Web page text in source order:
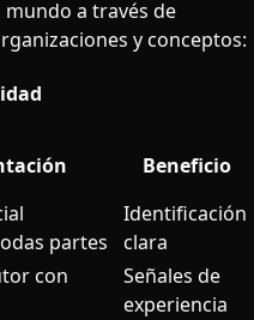
a través de
y conceptos:
Beneficio
partes
Identificación
clara
con
Señales de
experiencia